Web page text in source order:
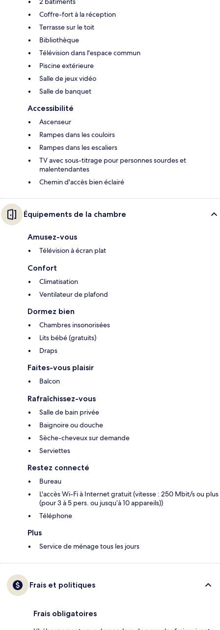
Coffre-fort à la réception
Terrasse sur le toit
Bibliothèque
Télévision dans l'espace commun
Piscine extérieure
Salle de jeux vidéo
Salle de banquet
Accessibilité
Ascenseur
Rampes dans les couloirs
Rampes dans les escaliers
TV avec sous-titrage pour personnes sourdes et
malentendantes
Chemin d'accès bien éclairé
Équipements de la chambre
Amusez-vous
Télévision à écran plat
Confort
Climatisation
Ventilateur de plafond
Dormez bien
Chambres insonorisées
Lits bébé (gratuits)
Draps
Faites-vous plaisir
Balcon
Rafraîchissez-vous
Salle de bain privée
Baignoire ou douche
Sèche-cheveux sur demande
Serviettes
Restez connecté
Bureau
L'accès Wi-Fi à Internet gratuit (vitesse : 250 Mbit/s ou plus
(pour 3 à 5 pers. ou jusqu’à 10 appareils))
Téléphone
Plus
Service de ménage tous les jours
Frais et politiques
Frais obligatoires